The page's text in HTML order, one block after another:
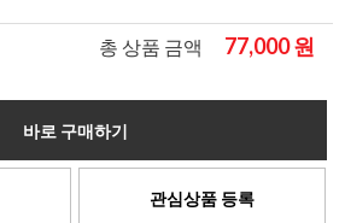
총 상품 금액 77,000원
바로 구매하기
관심상품 등록